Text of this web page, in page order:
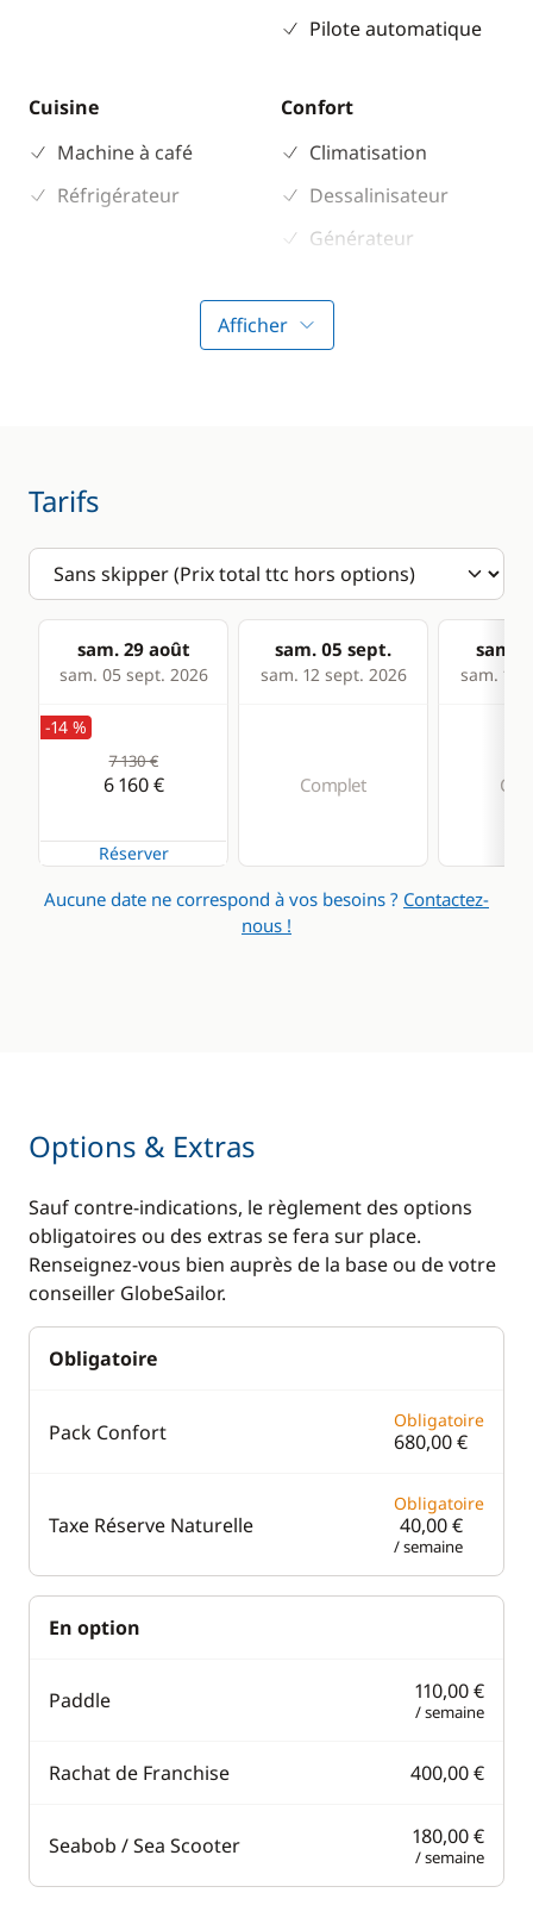
Pilote automatique
Cuisine
Machine à café
Réfrigérateur
Confort
Climatisation
Dessalinisateur
Générateur
Afficher
Tarifs
sam. 29 août
sam. 05 sept. 2026
sam. 05 sept.
sam. 12 sept. 2026
sam.
sam. 19
-14 %
7 130 €
6 160 €
Réserver
Complet
Aucune date ne correspond à vos besoins ? Contactez-
nous !
Options & Extras
Sauf contre-indications, le règlement des options
obligatoires ou des extras se fera sur place.
Renseignez-vous bien auprès de la base ou de votre
conseiller GlobeSailor.
Obligatoire
Pack Confort Obligatoire
680,00 €
Taxe Réserve Naturelle
Obligatoire
40,00 €
/ semaine
En option
Paddle 110,00 €
/ semaine
Rachat de Franchise 400,00 €
Seabob / Sea Scooter 180,00 €
/ semaine